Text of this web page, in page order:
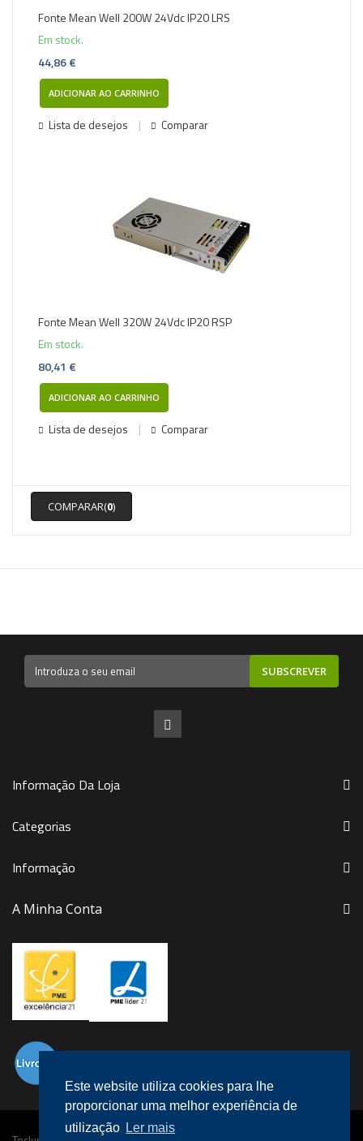
Este website utiliza cookies para lhe
proporcionar uma melhor experiência de
utilização Ler mais
Fonte Mean Well 200W 24Vdc IP20 LRS
Em stock.
44,86 €
ADICIONAR AO CARRINHO
Lista de desejos Comparar
Fonte Mean Well 320W 24Vdc IP20 RSP
Em stock.
80,41 €
ADICIONAR AO CARRINHO
Lista de desejos Comparar
COMPARAR(0)
SUBSCREVER
Informação Da Loja
Categorias
Informação
A Minha Conta